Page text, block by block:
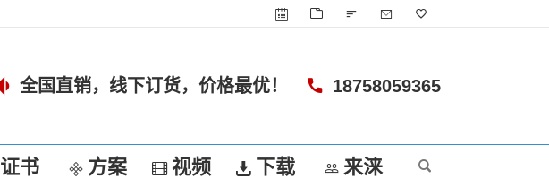
18758059365
全国直销，线下订货，价格最优！
证书 方案 视频 下载 来涞